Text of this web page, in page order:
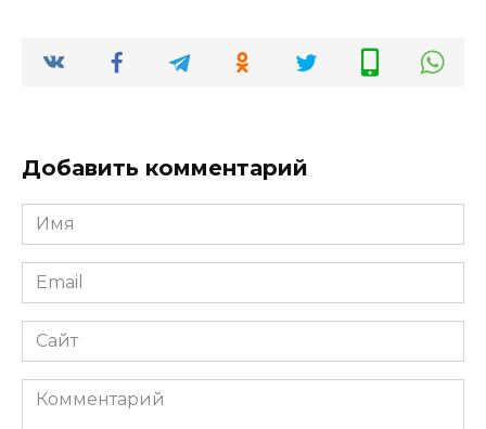
Добавить комментарий
Имя
*
Email
*
Сайт
Комментарий